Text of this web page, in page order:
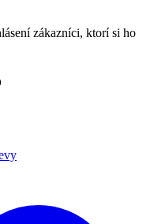
zákazníci, ktorí si ho